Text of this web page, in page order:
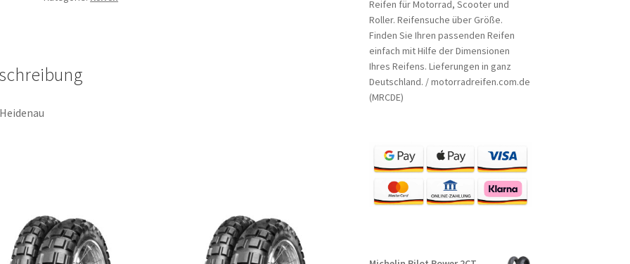
Reifen für Motorrad, Scooter und
Roller. Reifensuche über Größe.
Finden Sie Ihren passenden Reifen
einfach mit Hilfe der Dimensionen
Ihres Reifens. Lieferungen in ganz
Deutschland. / motorradreifen.com.de
(MRCDE)